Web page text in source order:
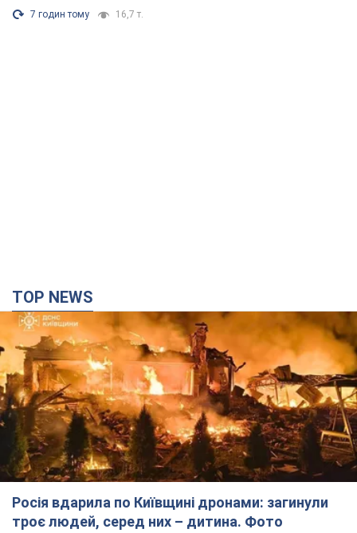
7 годин тому 16,7 т.
TOP NEWS
Росія вдарила по Київщині дронами: загинули
троє людей, серед них – дитина. Фото